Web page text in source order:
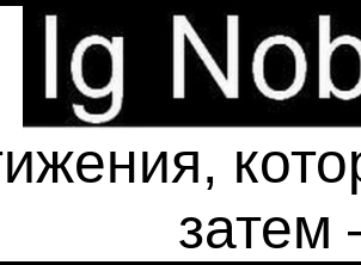
затем